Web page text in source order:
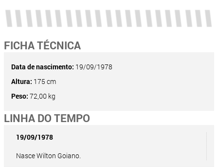
FICHA TÉCNICA
Data de nascimento: 19/09/1978
Altura: 175 cm
Peso: 72,00 kg
LINHA DO TEMPO
19/09/1978
Nasce Wilton Goiano.